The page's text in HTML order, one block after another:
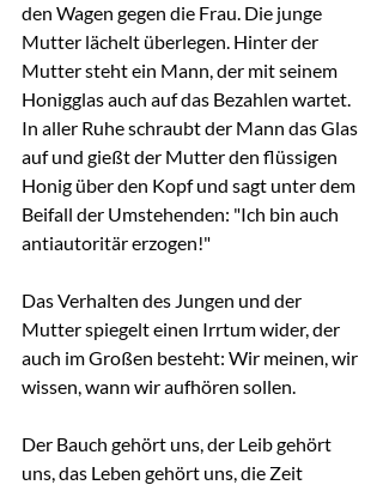
den Wagen gegen die Frau. Die junge
Mutter lächelt überlegen. Hinter der
Mutter steht ein Mann, der mit seinem
Honigglas auch auf das Bezahlen wartet.
In aller Ruhe schraubt der Mann das Glas
auf und gießt der Mutter den flüssigen
Honig über den Kopf und sagt unter dem
Beifall der Umstehenden: "Ich bin auch
antiautoritär erzogen!"
Das Verhalten des Jungen und der
Mutter spiegelt einen Irrtum wider, der
auch im Großen besteht: Wir meinen, wir
wissen, wann wir aufhören sollen.
Der Bauch gehört uns, der Leib gehört
uns, das Leben gehört uns, die Zeit